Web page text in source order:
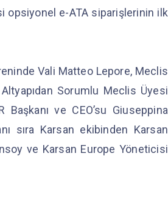
opsiyonel e-ATA siparişlerinin ilk
Vali Matteo Lepore, Meclis
Sorumlu Meclis Üyesi
ve CEO’su Giuseppina
sıra Karsan ekibinden Karsan
ve Karsan Europe Yöneticisi